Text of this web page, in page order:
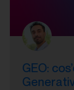
GEO: